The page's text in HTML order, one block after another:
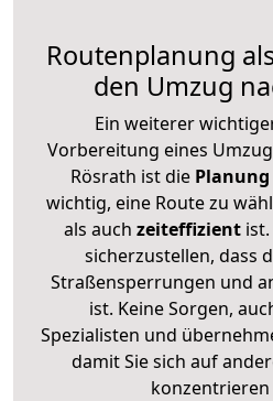
Routenplanung
den Umzug
Ein weiterer
Vorbereitung eines
Rösrath ist diePlanung
wichtig, eine Route zu
als auch zeiteffizientist.
sicherzustellen, dass
Straßensperrungen und
ist. Keine Sorgen,
Spezialisten und
damit Sie sich auf